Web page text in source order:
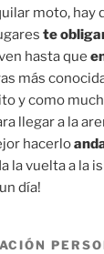
moto, hay
te
hasta que
más
y como
llegar a la
hacerlo
la vuelta a la
día!